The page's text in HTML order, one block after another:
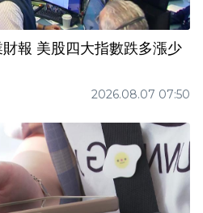
報 美股四大指數跌多漲少
2026.08.07 07:50